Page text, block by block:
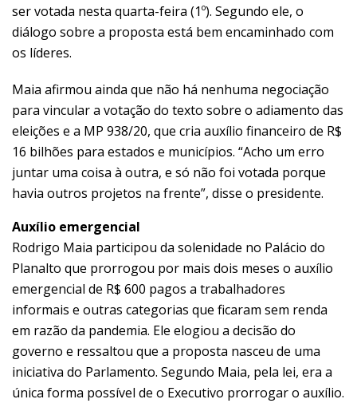
ser votada nesta quarta-feira (1º). Segundo ele, o
diálogo sobre a proposta está bem encaminhado com
os líderes.
Maia afirmou ainda que não há nenhuma negociação
para vincular a votação do texto sobre o adiamento das
eleições e a MP 938/20, que cria auxílio financeiro de R$
16 bilhões para estados e municípios. “Acho um erro
juntar uma coisa à outra, e só não foi votada porque
havia outros projetos na frente”, disse o presidente.
Auxílio emergencial
Rodrigo Maia participou da solenidade no Palácio do
Planalto que prorrogou por mais dois meses o auxílio
emergencial de R$ 600 pagos a trabalhadores
informais e outras categorias que ficaram sem renda
em razão da pandemia. Ele elogiou a decisão do
governo e ressaltou que a proposta nasceu de uma
iniciativa do Parlamento. Segundo Maia, pela lei, era a
única forma possível de o Executivo prorrogar o auxílio.